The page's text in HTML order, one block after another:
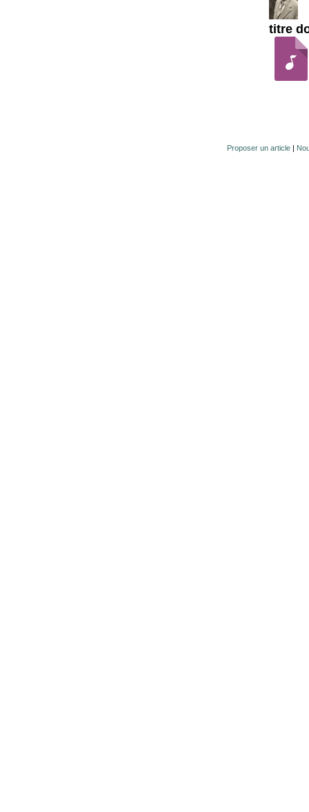
titre
Proposer un article |